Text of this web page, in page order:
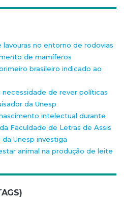
no entorno de rodovias
de mamíferos
brasileiro indicado ao
necessidade de rever políticas
da Unesp
intelectual durante
Faculdade de Letras de Assis
Unesp investiga
animal na produção de leite